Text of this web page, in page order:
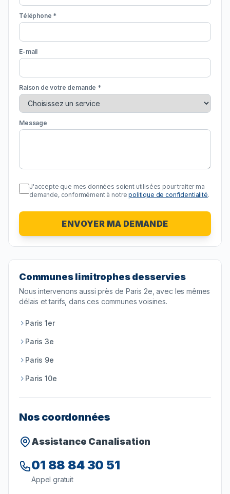
Téléphone *
E-mail
Raison de votre demande *
Message
J'accepte que mes données soient utilisées pour traiter ma
demande, conformément à notre politique de confidentialité.
ENVOYER MA DEMANDE
Communes limitrophes desservies
Nous intervenons aussi près deParis 2e , avec les mêmes
délais et tarifs, dans ces communes voisines.
Paris 1er
Paris 3e
Paris 9e
Paris 10e
Nos coordonnées
Assistance Canalisation
01 88 84 30 51
Appel gratuit